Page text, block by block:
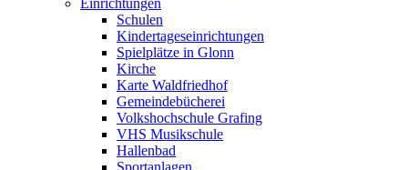
Einrichtungen
Schulen
Kindertageseinrichtungen
Spielplätze in Glonn
Kirche
Karte Waldfriedhof
Gemeindebücherei
Volkshochschule Grafing
VHS Musikschule
Hallenbad
Sportanlagen